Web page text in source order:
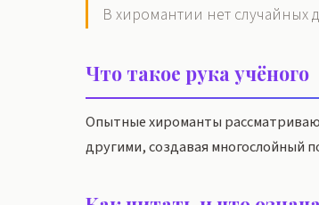
В хиромантии нет случайных
Что такое рука учёного
Опытные хироманты
другими, создавая многослойный